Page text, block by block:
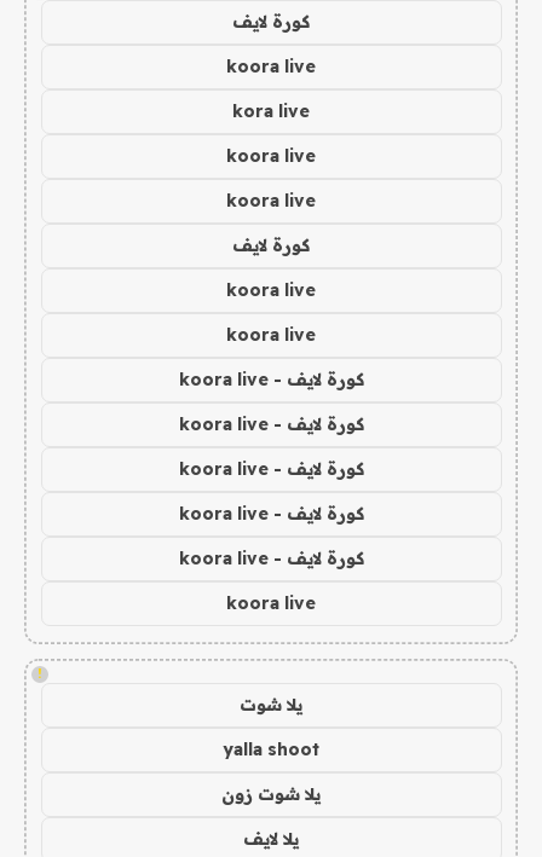
كورة لايف
koora live
kora live
koora live
koora live
كورة لايف
koora live
koora live
كورة لايف - koora live
كورة لايف - koora live
كورة لايف - koora live
كورة لايف - koora live
كورة لايف - koora live
koora live
!
يلا شوت
yalla shoot
يلا شوت زون
يلا لايف